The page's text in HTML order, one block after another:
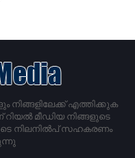
നിങ്ങളിലേക്ക് എത്തിക്കുക
മീഡിയ നിങ്ങളുടെ
നിലനിൽപ് സഹകരണം